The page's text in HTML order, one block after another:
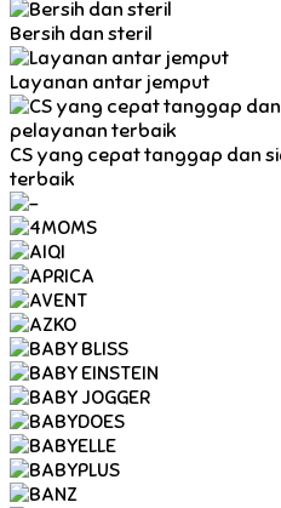
Bersih dan steril
Layanan antar jemput
CS yang cepat tanggap dan
terbaik